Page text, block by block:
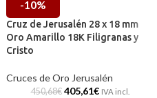
-10%
Cruz de Jerusalén 28 x 18 mm
Oro Amarillo 18K Filigranas y
Cristo
Cruces de Oro Jerusalén
450,68€ 405,61€ IVA incl.